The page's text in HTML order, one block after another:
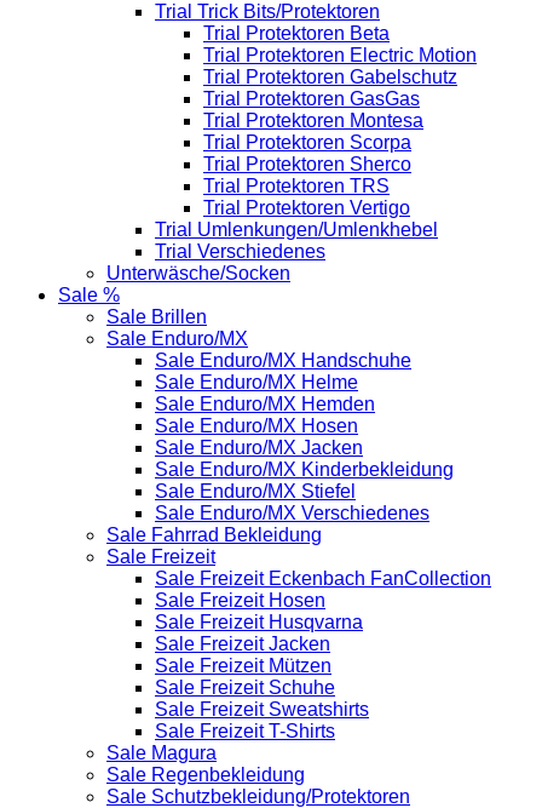
Trial Trick Bits/Protektoren
Trial Protektoren Beta
Trial Protektoren Electric Motion
Trial Protektoren Gabelschutz
Trial Protektoren GasGas
Trial Protektoren Montesa
Trial Protektoren Scorpa
Trial Protektoren Sherco
Trial Protektoren TRS
Trial Protektoren Vertigo
Trial Umlenkungen/Umlenkhebel
Trial Verschiedenes
Unterwäsche/Socken
Sale %
Sale Brillen
Sale Enduro/MX
Sale Enduro/MX Handschuhe
Sale Enduro/MX Helme
Sale Enduro/MX Hemden
Sale Enduro/MX Hosen
Sale Enduro/MX Jacken
Sale Enduro/MX Kinderbekleidung
Sale Enduro/MX Stiefel
Sale Enduro/MX Verschiedenes
Sale Fahrrad Bekleidung
Sale Freizeit
Sale Freizeit Eckenbach FanCollection
Sale Freizeit Hosen
Sale Freizeit Husqvarna
Sale Freizeit Jacken
Sale Freizeit Mützen
Sale Freizeit Schuhe
Sale Freizeit Sweatshirts
Sale Freizeit T-Shirts
Sale Magura
Sale Regenbekleidung
Sale Schutzbekleidung/Protektoren